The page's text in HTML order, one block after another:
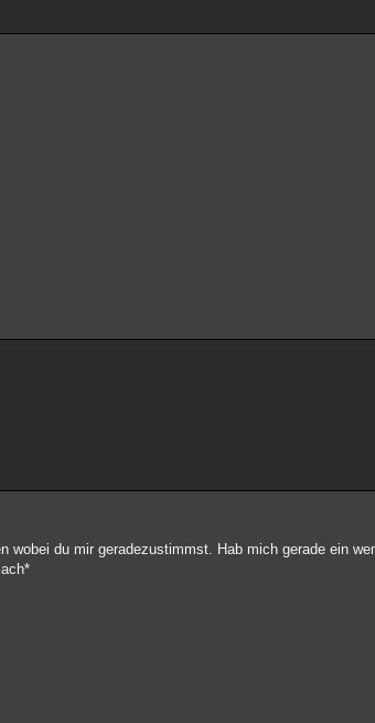
du mir geradezustimmst. Hab mich gerade ein